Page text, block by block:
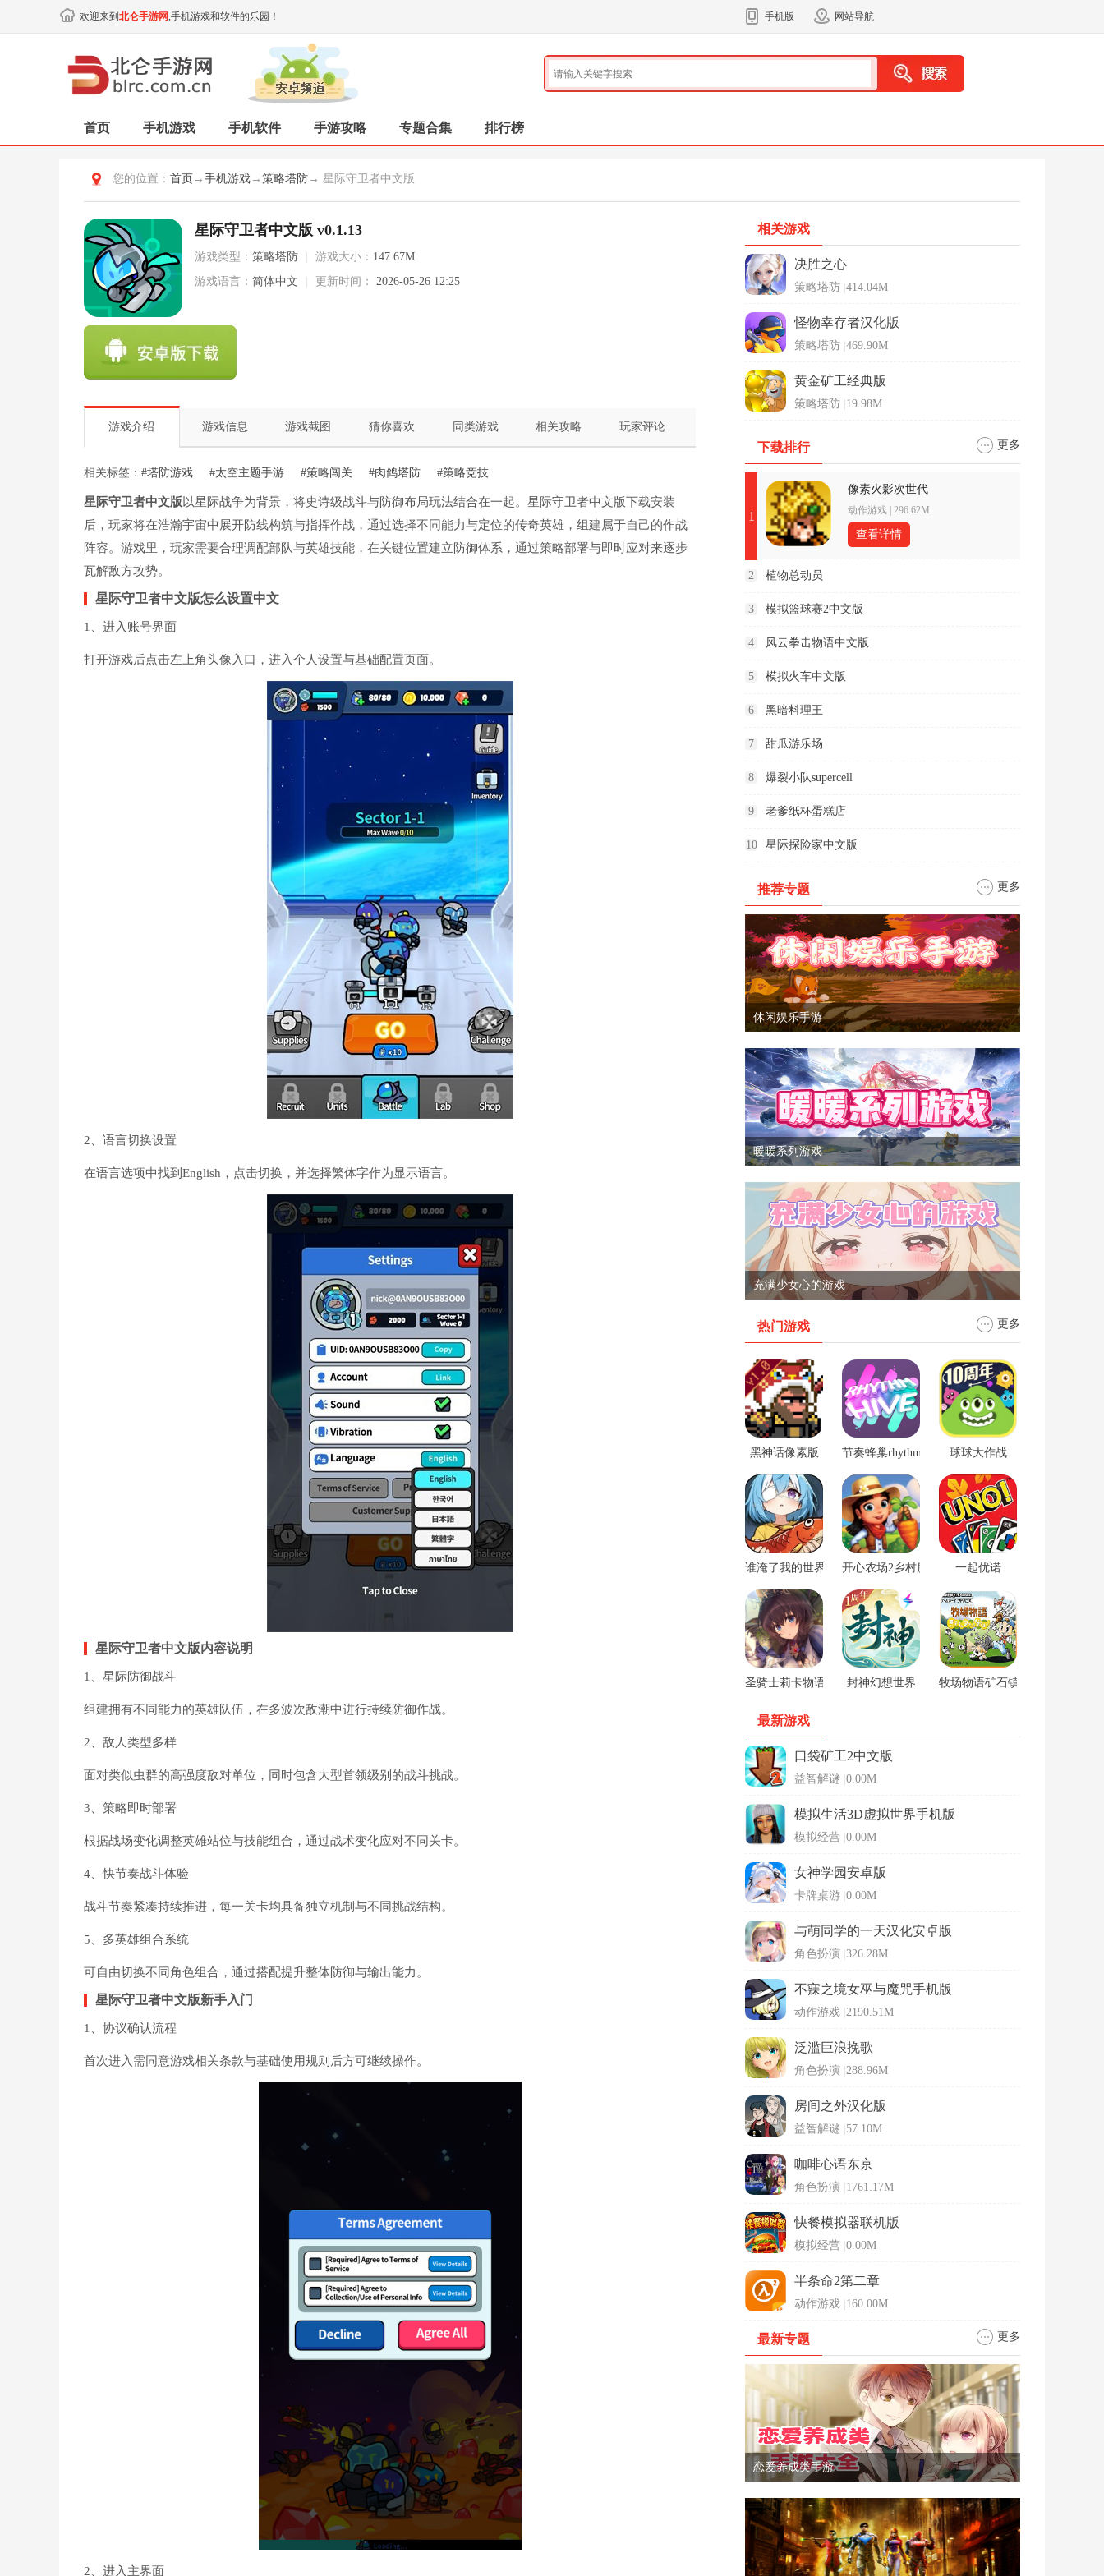
欢迎来到 北仑手游网,手机游戏和软件的乐园！ 手机版 网站导航
首页 手机游戏 手机软件 手游攻略 专题合集 排行榜
您的位置： 首页 → 手机游戏 → 策略塔防 → 星际守卫者中文版
星际守卫者中文版 v0.1.13
游戏类型： 策略塔防 游戏大小： 147.67M
游戏语言： 简体中文 更新时间： 2026-05-26 12:25
游戏介绍 游戏信息 游戏截图 猜你喜欢 同类游戏 相关攻略 玩家评论
相关标签： #塔防游戏 #太空主题手游 #策略闯关 #肉鸽塔防 #策略竞技
星际守卫者中文版以星际战争为背景，将史诗级战斗与防御布局玩法结合在一起。星际守卫者中文版下载安装
后，玩家将在浩瀚宇宙中展开防线构筑与指挥作战，通过选择不同能力与定位的传奇英雄，组建属于自己的作战
阵容。游戏里，玩家需要合理调配部队与英雄技能，在关键位置建立防御体系，通过策略部署与即时应对来逐步
瓦解敌方攻势。
星际守卫者中文版怎么设置中文
1、进入账号界面
打开游戏后点击左上角头像入口，进入个人设置与基础配置页面。
2、语言切换设置
在语言选项中找到English，点击切换，并选择繁体字作为显示语言。
星际守卫者中文版内容说明
1、星际防御战斗
组建拥有不同能力的英雄队伍，在多波次敌潮中进行持续防御作战。
2、敌人类型多样
面对类似虫群的高强度敌对单位，同时包含大型首领级别的战斗挑战。
3、策略即时部署
根据战场变化调整英雄站位与技能组合，通过战术变化应对不同关卡。
4、快节奏战斗体验
战斗节奏紧凑持续推进，每一关卡均具备独立机制与不同挑战结构。
5、多英雄组合系统
可自由切换不同角色组合，通过搭配提升整体防御与输出能力。
星际守卫者中文版新手入门
1、协议确认流程
首次进入需同意游戏相关条款与基础使用规则后方可继续操作。
2、进入主界面
相关游戏
决胜之心
策略塔防 414.04M
怪物幸存者汉化版
策略塔防 469.90M
黄金矿工经典版
策略塔防 19.98M
下载排行 更多
1
像素火影次世代
动作游戏 296.62M
查看详情
2 植物总动员
3 模拟篮球赛2中文版
4 风云拳击物语中文版
5 模拟火车中文版
6 黑暗料理王
7 甜瓜游乐场
8 爆裂小队supercell
9 老爹纸杯蛋糕店
10 星际探险家中文版
推荐专题 更多
休闲娱乐手游
暖暖系列游戏
充满少女心的游戏
热门游戏 更多
黑神话像素版 节奏蜂巢rhythm hive 球球大作战
谁淹了我的世界游戏开心农场2乡村度假中文版一起优诺
圣骑士莉卡物语安卓手游封神幻想世界 牧场物语矿石镇的伙伴们男孩版
最新游戏
口袋矿工2中文版
益智解谜 0.00M
模拟生活3D虚拟世界手机版
模拟经营 0.00M
女神学园安卓版
卡牌桌游 0.00M
与萌同学的一天汉化安卓版
角色扮演 326.28M
不寐之境女巫与魔咒手机版
动作游戏 2190.51M
泛滥巨浪挽歌
角色扮演 288.96M
房间之外汉化版
益智解谜 57.10M
咖啡心语东京
角色扮演 1761.17M
快餐模拟器联机版
模拟经营 0.00M
半条命2第二章
动作游戏 160.00M
最新专题 更多
恋爱养成类手游